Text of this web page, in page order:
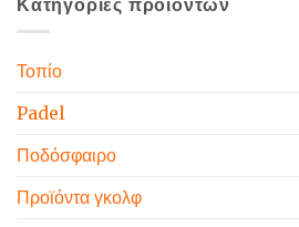
Τοπίο
Padel
Ποδόσφαιρο
Προϊόντα γκολφ